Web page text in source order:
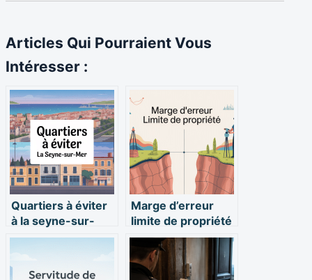
Articles Qui Pourraient Vous
Intéresser :
Quartiers à éviter
à la seyne-sur-
mer : ce qu’il faut
vraiment savoir
Marge d’erreur
limite de propriété
: règles, risques et
solutions